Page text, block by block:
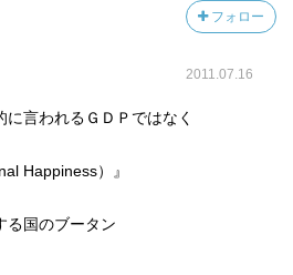
フォロー
2011.07.16
言われるＧＤＰではなく
Happiness）』
る国のブータン